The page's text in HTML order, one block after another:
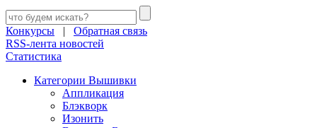
Конкурсы | Обратная связь
RSS-лента новостей
Статистика
Категории Вышивки
Аппликация
Блэкворк
Изонить